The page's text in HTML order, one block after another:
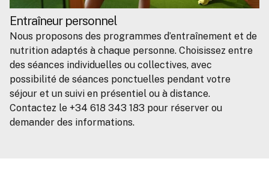
Entraîneur personnel
Nous proposons des programmes d’entraînement et de
nutrition adaptés à chaque personne. Choisissez entre
des séances individuelles ou collectives, avec
possibilité de séances ponctuelles pendant votre
séjour et un suivi en présentiel ou à distance.
Contactez le +34 618 343 183 pour réserver ou
demander des informations.